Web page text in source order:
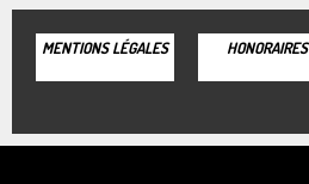
MENTIONS LÉGALES HONORAIRES